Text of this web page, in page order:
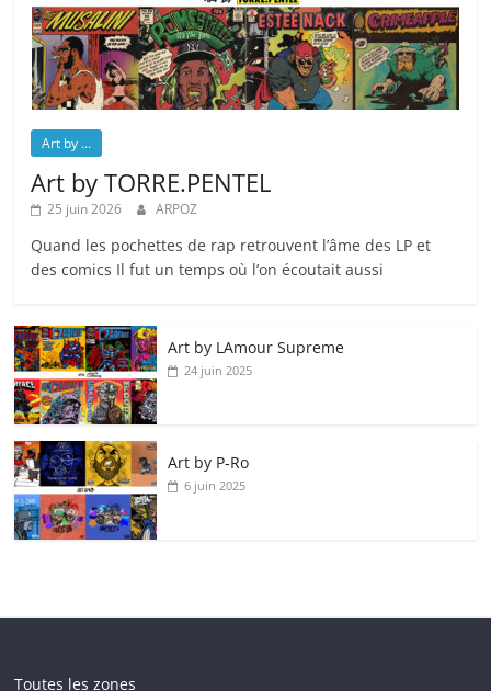
Art by ...
Art by TORRE.PENTEL
25 juin 2026 ARPOZ
Quand les pochettes de rap retrouvent l’âme des LP et
des comics Il fut un temps où l’on écoutait aussi
Art by LAmour Supreme
24 juin 2025
Art by P‑Ro
6 juin 2025
Toutes les zones